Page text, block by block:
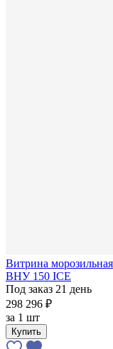
Витрина
ВНУ 150 ICE
Под заказ 21 день
298 296 ₽
за 1 шт
Купить